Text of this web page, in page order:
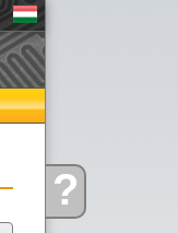
Kérdése?